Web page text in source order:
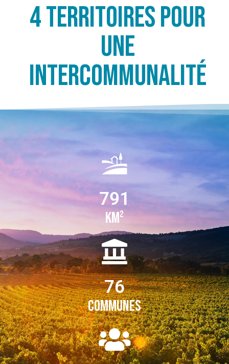
4 territoires pour
une
intercommunalité
km²
791
Communes
76